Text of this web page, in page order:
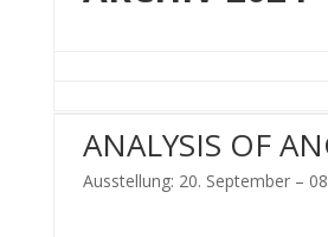
ANALYSIS OF
Ausstellung: 20. September –